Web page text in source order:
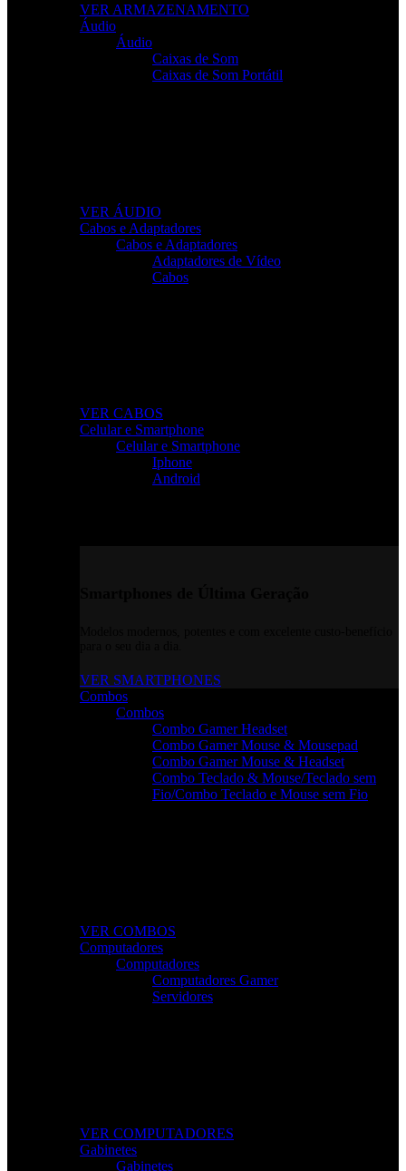
VER ARMAZENAMENTO
Áudio
Áudio
Caixas de Som
Caixas de Som Portátil
VER ÁUDIO
Cabos e Adaptadores
Cabos e Adaptadores
Adaptadores de Vídeo
Cabos
VER CABOS
Celular e Smartphone
Celular e Smartphone
Iphone
Android
VER SMARTPHONES
Combos
Combos
Combo Gamer Headset
Combo Gamer Mouse & Mousepad
Combo Gamer Mouse & Headset
Combo Teclado & Mouse/Teclado sem
Fio/Combo Teclado e Mouse sem Fio
VER COMBOS
Computadores
Computadores
Computadores Gamer
Servidores
VER COMPUTADORES
Gabinetes
Gabinetes